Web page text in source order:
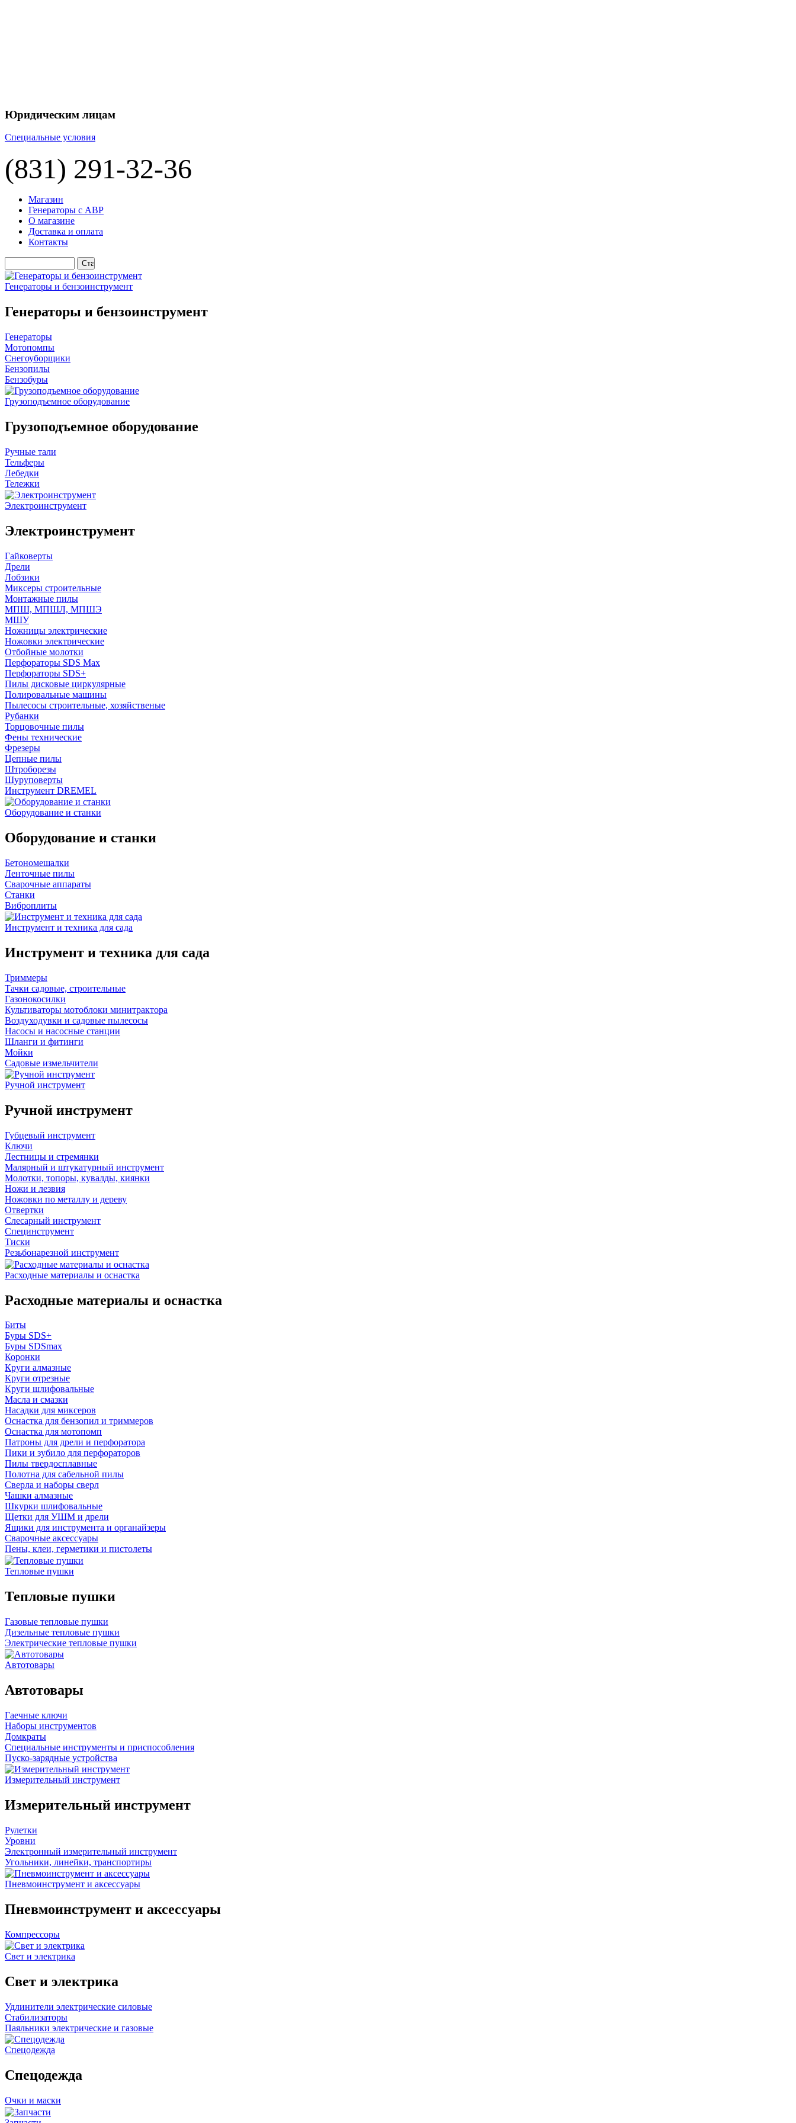
Юридическим лицам
Специальные условия
(831) 291-32-36
Магазин
Генераторы с АВР
О магазине
Доставка и оплата
Контакты
Генераторы и бензоинструмент
Генераторы и бензоинструмент
Генераторы
Мотопомпы
Снегоуборщики
Бензопилы
Бензобуры
Грузоподъемное оборудование
Грузоподъемное оборудование
Ручные тали
Тельферы
Лебедки
Тележки
Электроинструмент
Электроинструмент
Гайковерты
Дрели
Лобзики
Миксеры строительные
Монтажные пилы
МПШ, МПШЛ, МПШЭ
МШУ
Ножницы электрические
Ножовки электрические
Отбойные молотки
Перфораторы SDS Max
Перфораторы SDS+
Пилы дисковые циркулярные
Полировальные машины
Пылесосы строительные, хозяйственые
Рубанки
Торцовочные пилы
Фены технические
Фрезеры
Цепные пилы
Штроборезы
Шуруповерты
Инструмент DREMEL
Оборудование и станки
Оборудование и станки
Бетономешалки
Ленточные пилы
Сварочные аппараты
Станки
Виброплиты
Инструмент и техника для сада
Инструмент и техника для сада
Триммеры
Тачки садовые, строительные
Газонокосилки
Культиваторы мотоблоки минитрактора
Воздуходувки и садовые пылесосы
Насосы и насосные станции
Шланги и фитинги
Мойки
Садовые измельчители
Ручной инструмент
Ручной инструмент
Губцевый инструмент
Ключи
Лестницы и стремянки
Малярный и штукатурный инструмент
Молотки, топоры, кувалды, киянки
Ножи и лезвия
Ножовки по металлу и дереву
Отвертки
Слесарный инструмент
Специнструмент
Тиски
Резьбонарезной инструмент
Расходные материалы и оснастка
Расходные материалы и оснастка
Биты
Буры SDS+
Буры SDSmax
Коронки
Круги алмазные
Круги отрезные
Круги шлифовальные
Масла и смазки
Насадки для миксеров
Оснастка для бензопил и триммеров
Оснастка для мотопомп
Патроны для дрели и перфоратора
Пики и зубило для перфораторов
Пилы твердосплавные
Полотна для сабельной пилы
Сверла и наборы сверл
Чашки алмазные
Шкурки шлифовальные
Щетки для УШМ и дрели
Ящики для инструмента и органайзеры
Сварочные аксессуары
Пены, клеи, герметики и пистолеты
Тепловые пушки
Тепловые пушки
Газовые тепловые пушки
Дизельные тепловые пушки
Электрические тепловые пушки
Автотовары
Автотовары
Гаечные ключи
Наборы инструментов
Домкраты
Специальные инструменты и приспособления
Пуско-зарядные устройства
Измерительный инструмент
Измерительный инструмент
Рулетки
Уровни
Электронный измерительный инструмент
Угольники, линейки, транспортиры
Пневмоинструмент и аксессуары
Пневмоинструмент и аксессуары
Компрессоры
Свет и электрика
Свет и электрика
Удлинители электрические силовые
Стабилизаторы
Паяльники электрические и газовые
Спецодежда
Спецодежда
Очки и маски